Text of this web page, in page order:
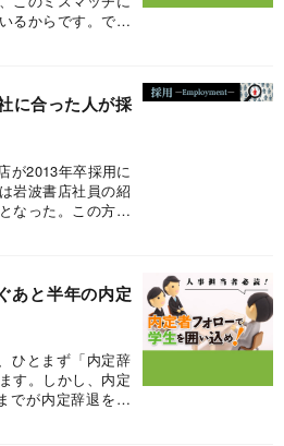
るからです。です
風を伝え、「働く
に合った人が採
が2013年卒採用に
岩波書店社員の紹
なった。この方針
難囂々」だった。
あと半年の内定
ひとまず「内定辞
す。しかし、内定
でが内定辞退を防
ば、ここからは前